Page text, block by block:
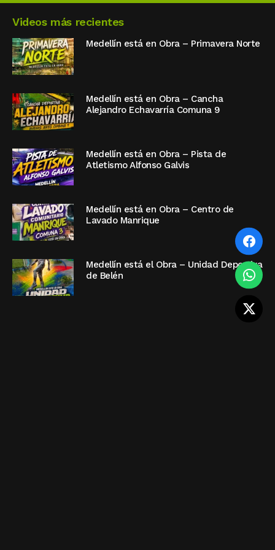
Videos más recientes
Medellín está en Obra – Primavera Norte
Medellín está en Obra – Cancha
Alejandro Echavarría Comuna 9
Medellín está en Obra – Pista de
Atletismo Alfonso Galvis
Medellín está en Obra – Centro de
Lavado Manrique
Medellín está el Obra – Unidad Deportiva
de Belén